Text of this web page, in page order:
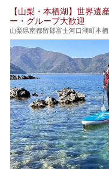
【山梨・本栖湖】世界遺
ー・グループ大歓迎
山梨県南都留郡富士河口湖町本